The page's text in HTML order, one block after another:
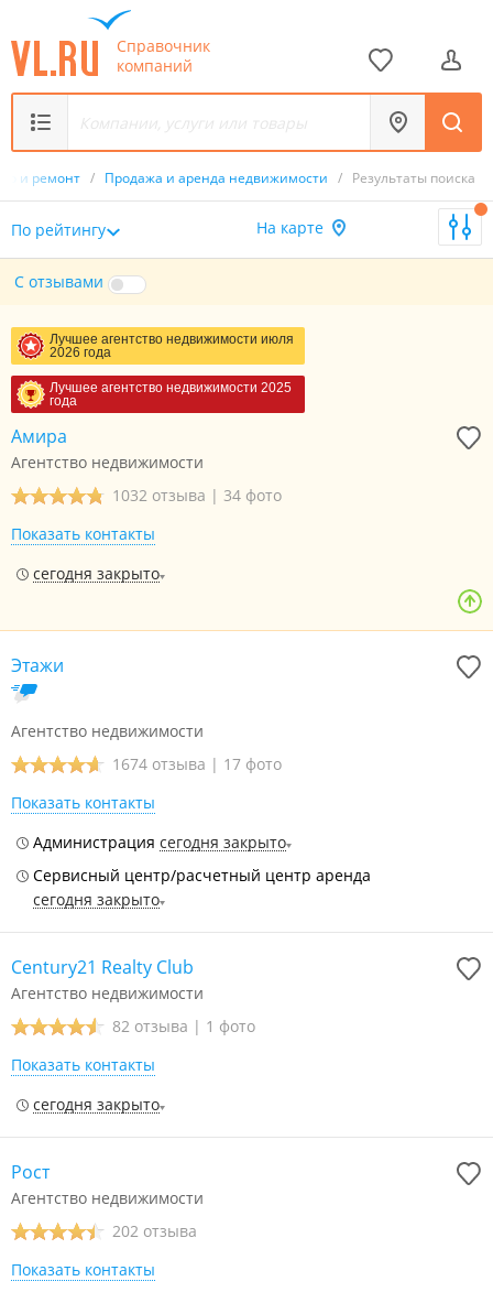
Справочник
компаний
и ремонт / Продажа и аренда недвижимости / Результаты поиска
По рейтингу На карте
С отзывами
Лучшее агентство недвижимости июля
2026 года
Лучшее агентство недвижимости 2025
года
Амира
Агентство недвижимости
1032 отзыва | 34 фото
Показать контакты
сегодня закрыто
Этажи
Агентство недвижимости
1674 отзыва | 17 фото
Показать контакты
Администрация сегодня закрыто
Сервисный центр/расчетный центр аренда
сегодня закрыто
Century21 Realty Club
Агентство недвижимости
82 отзыва | 1 фото
Показать контакты
сегодня закрыто
Рост
Агентство недвижимости
202 отзыва
Показать контакты